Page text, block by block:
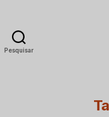
Pesquisar